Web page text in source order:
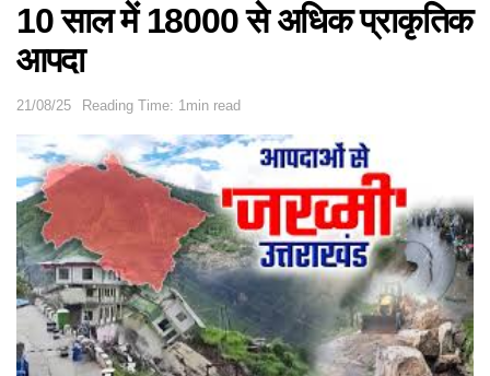
10 साल में 18000 से अधिक प्राकृतिक
आपदा
21/08/25 Reading Time: 1min read